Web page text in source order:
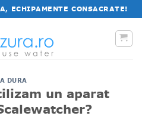
ECHIPAMENTE CONSACRATE!
DURA
un aparat